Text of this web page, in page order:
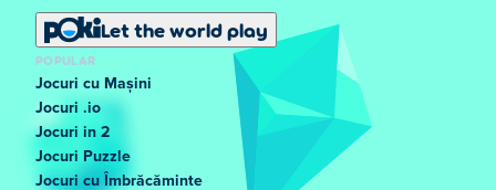
Let the world play
POPULAR
Jocuri cu Mașini
Jocuri .io
Jocuri in 2
Jocuri Puzzle
Jocuri cu Îmbrăcăminte